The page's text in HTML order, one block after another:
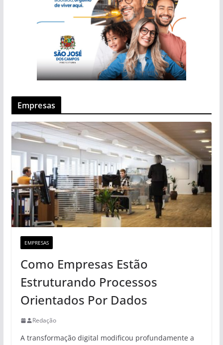
Empresas
EMPRESAS
Como Empresas Estão
Estruturando Processos
Orientados Por Dados
Redação
A transformação digital modificou profundamente a